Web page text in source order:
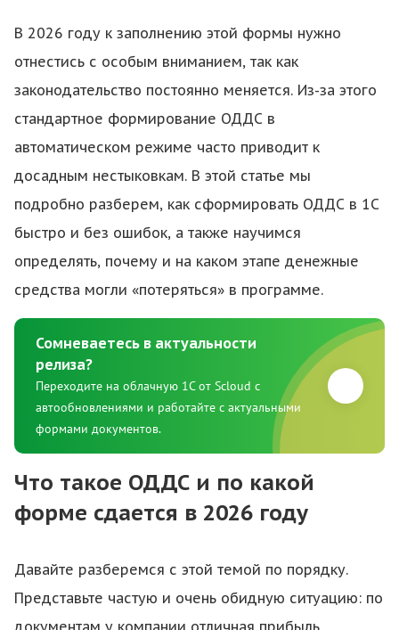
В 2026 году к заполнению этой формы нужно
отнестись с особым вниманием, так как
законодательство постоянно меняется. Из-за этого
стандартное формирование ОДДС в
автоматическом режиме часто приводит к
досадным нестыковкам. В этой статье мы
подробно разберем, как сформировать ОДДС в 1С
быстро и без ошибок, а также научимся
определять, почему и на каком этапе денежные
средства могли «потеряться» в программе.
Сомневаетесь в актуальности
релиза?
Переходите на облачную 1С от Scloud с
автообновлениями и работайте с актуальными
формами документов.
Что такое ОДДС и по какой
форме сдается в 2026 году
Давайте разберемся с этой темой по порядку.
Представьте частую и очень обидную ситуацию: по
документам у компании отличная прибыль,